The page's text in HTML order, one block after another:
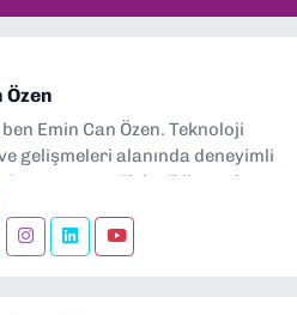
Özen
Emin Can Özen. Teknoloji
gelişmeleri alanında deneyimli
ve yazarım. Elektrikli araçlar,
duyduğum konular.
yazar olarak görev